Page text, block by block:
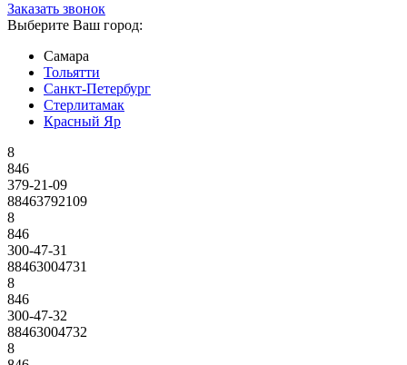
Заказать звонок
Выберите Ваш город:
Самара
Тольятти
Санкт-Петербург
Стерлитамак
Красный Яр
8
846
379-21-09
88463792109
8
846
300-47-31
88463004731
8
846
300-47-32
88463004732
8